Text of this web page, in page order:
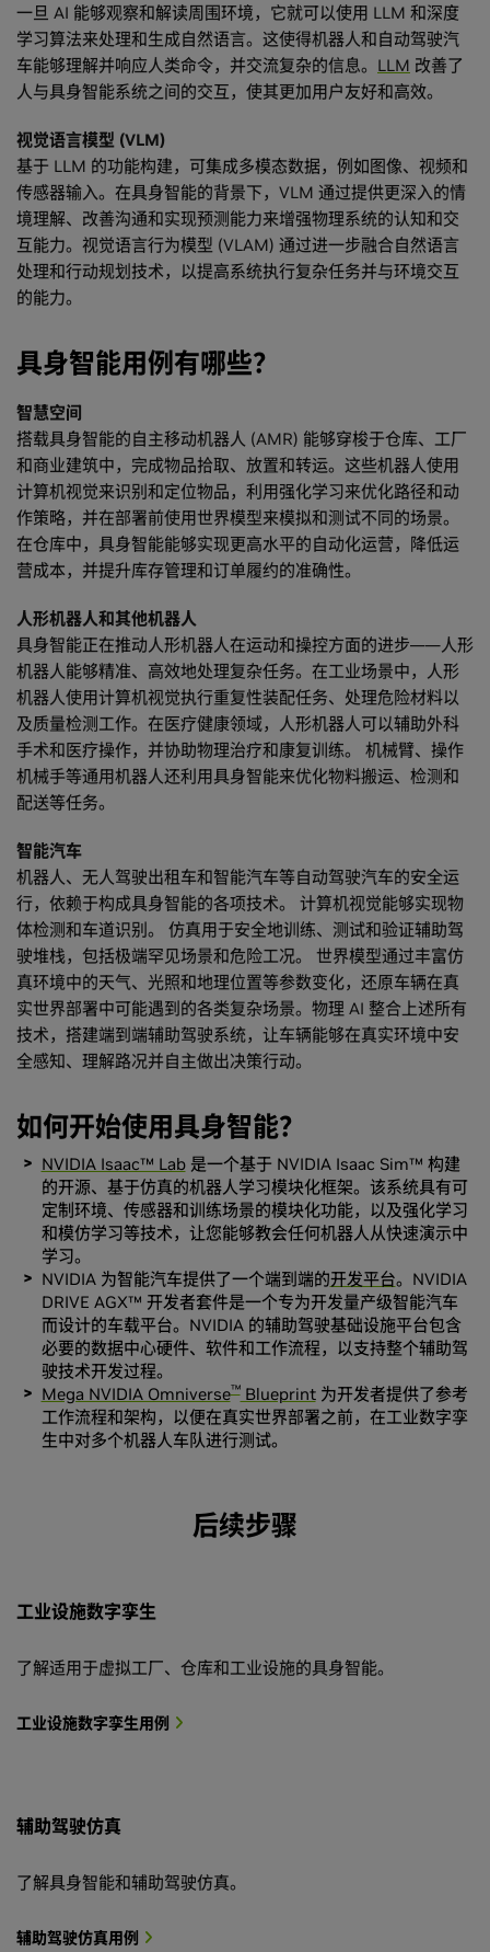
一旦 AI 能够观察和解读周围环境，它就可以使用 LLM 和深度
学习算法来处理和生成自然语言。这使得机器人和自动驾驶汽
车能够理解并响应人类命令，并交流复杂的信息。 LLM 改善了
人与具身智能系统之间的交互，使其更加用户友好和高效。
视觉语言模型 (VLM)
基于 LLM 的功能构建，可集成多模态数据，例如图像、视频和
传感器输入。在具身智能的背景下，VLM 通过提供更深入的情
境理解、改善沟通和实现预测能力来增强物理系统的认知和交
互能力。视觉语言行为模型 (VLAM) 通过进一步融合自然语言
处理和行动规划技术，以提高系统执行复杂任务并与环境交互
的能力。
具身智能用例有哪些？
智慧空间
搭载具身智能的自主移动机器人 (AMR) 能够穿梭于仓库、工厂
和商业建筑中，完成物品拾取、放置和转运。这些机器人使用
计算机视觉来识别和定位物品，利用强化学习来优化路径和动
作策略，并在部署前使用世界模型来模拟和测试不同的场景。
在仓库中，具身智能能够实现更高水平的自动化运营，降低运
营成本，并提升库存管理和订单履约的准确性。
人形机器人和其他机器人
具身智能正在推动人形机器人在运动和操控方面的进步——人形
机器人能够精准、高效地处理复杂任务。在工业场景中，人形
机器人使用计算机视觉执行重复性装配任务、处理危险材料以
及质量检测工作。在医疗健康领域，人形机器人可以辅助外科
手术和医疗操作，并协助物理治疗和康复训练。 机械臂、操作
机械手等通用机器人还利用具身智能来优化物料搬运、检测和
配送等任务。
智能汽车
机器人、无人驾驶出租车和智能汽车等自动驾驶汽车的安全运
行，依赖于构成具身智能的各项技术。 计算机视觉能够实现物
体检测和车道识别。 仿真用于安全地训练、测试和验证辅助驾
驶堆栈，包括极端罕见场景和危险工况。 世界模型通过丰富仿
真环境中的天气、光照和地理位置等参数变化，还原车辆在真
实世界部署中可能遇到的各类复杂场景。物理 AI 整合上述所有
技术，搭建端到端辅助驾驶系统，让车辆能够在真实环境中安
全感知、理解路况并自主做出决策行动。
如何开始使用具身智能？
NVIDIA Isaac™ Lab是一个基于 NVIDIA Isaac Sim™ 构建
的开源、基于仿真的机器人学习模块化框架。该系统具有可
定制环境、传感器和训练场景的模块化功能，以及强化学习
和模仿学习等技术，让您能够教会任何机器人从快速演示中
学习。
NVIDIA 为智能汽车提供了一个端到端的开发平台。NVIDIA
DRIVE AGX™ 开发者套件是一个专为开发量产级智能汽车
而设计的车载平台。NVIDIA 的辅助驾驶基础设施平台包含
必要的数据中心硬件、软件和工作流程，以支持整个辅助驾
驶技术开发过程。
Mega NVIDIA Omniverse™Blueprint为开发者提供了参考
工作流程和架构，以便在真实世界部署之前，在工业数字孪
生中对多个机器人车队进行测试。
后续步骤
工业设施数字孪生
了解适用于虚拟工厂、仓库和工业设施的具身智能。
工业设施数字孪生用例
辅助驾驶仿真
了解具身智能和辅助驾驶仿真。
辅助驾驶仿真用例